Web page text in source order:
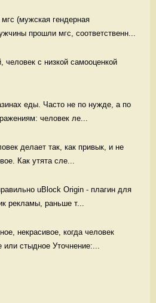
(мужская гендерная
прошли мгс, соответственн...
человек с низкой самооценкой
еды. Часто не по нужде, а по
человек ле...
делает так, как привык, и не
Как утята сле...
uBlock Origin - плагин для
рекламы, раньше т...
некрасивое, когда человек
или стыдное Уточнение:...